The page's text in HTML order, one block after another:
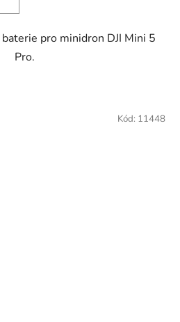
pro minidron DJI Mini 5
Pro.
Kód: 11448